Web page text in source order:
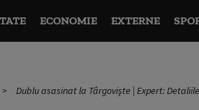
ECONOMIE EXTERNE
Dublu asasinat la Târgoviște | Expert: